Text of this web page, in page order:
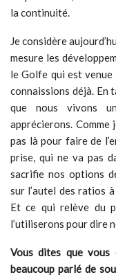
la continuité.
Je considère
mesure les
le Golfe qui est venue
connaissions déjà. En
que nous vivons
apprécierons. Comme
pas là pour faire de
prise, qui ne va pas
sacrifie nos options
sur l’autel des ratios
Et ce qui relève du
l’utiliserons pour dire
Vous dites que
beaucoup parlé de